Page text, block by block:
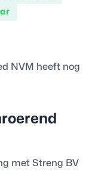
NVM heeft nog
met Streng BV